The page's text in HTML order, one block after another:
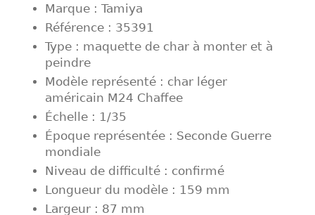
Marque : Tamiya
Référence : 35391
Type : maquette de char à monter et à
peindre
Modèle représenté : char léger
américain M24 Chaffee
Échelle : 1/35
Époque représentée : Seconde Guerre
mondiale
Niveau de difficulté : confirmé
Longueur du modèle : 159 mm
Largeur : 87 mm